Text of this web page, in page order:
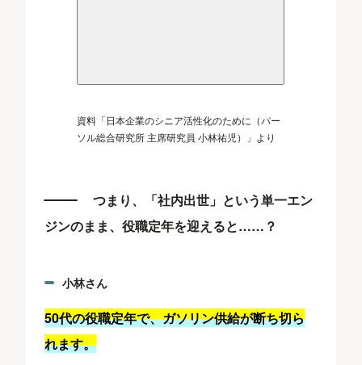
資料「日本企業のシニア活性化のために（パー
ソル総合研究所 主席研究員 小林祐児）」より
つまり、「社内出世」という単一エン
ジンのまま、役職定年を迎えると……？
小林さん
50代の役職定年で、ガソリン供給が断ち切ら
れます。